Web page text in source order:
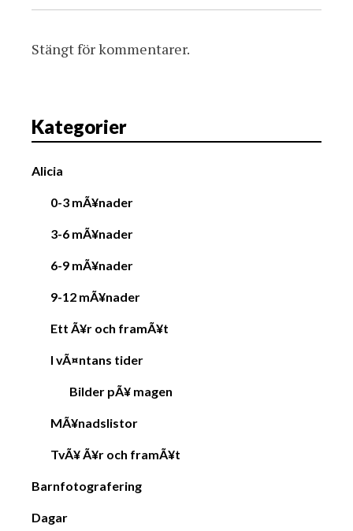
Stängt för kommentarer.
Kategorier
Alicia
0-3 mÃ¥nader
3-6 mÃ¥nader
6-9 mÃ¥nader
9-12 mÃ¥nader
Ett Ã¥r och framÃ¥t
I vÃ¤ntans tider
Bilder pÃ¥ magen
MÃ¥nadslistor
TvÃ¥ Ã¥r och framÃ¥t
Barnfotografering
Dagar